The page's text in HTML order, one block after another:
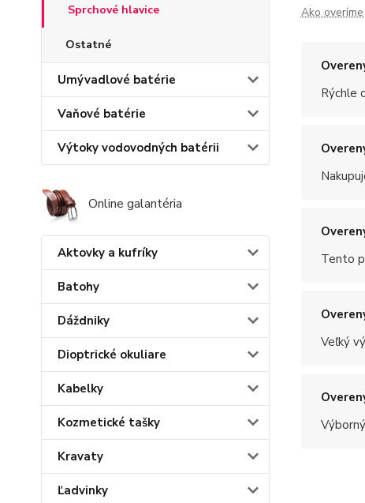
Sprchové hlavice
Ostatné
Umývadlové batérie
Vaňové batérie
Výtoky vodovodných batérii
Online galantéria
Aktovky a kufríky
Batohy
Dáždniky
Dioptrické okuliare
Kabelky
Kozmetické tašky
Kravaty
Ľadvinky
Ako
Rýchle
Tento
Veľký